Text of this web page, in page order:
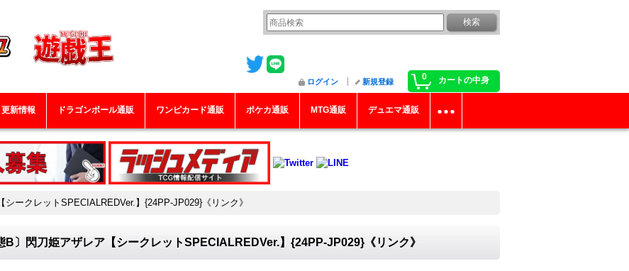
0 カートの中身
ログイン 新規登録
更新情報 ドラゴンボール通販 ワンピカード通販 ポケカ通販 MTG通販 デュエマ通販
シークレットSPECIALREDVer.】{24PP-JP029}《リンク》
B〕閃刀姫アザレア【シークレットSPECIALREDVer.】{24PP-JP029}《リンク》